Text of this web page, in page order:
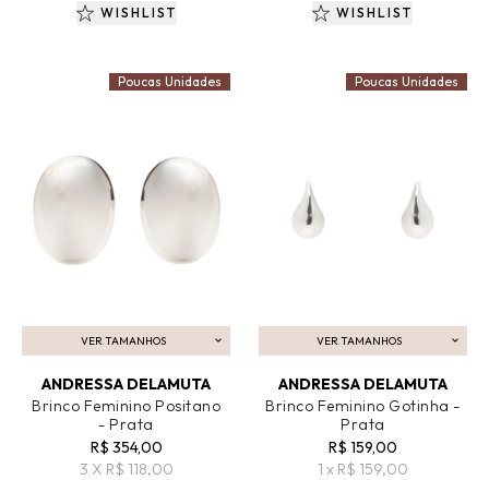
WISHLIST WISHLIST
VER TAMANHOS
ADICIONAR AO CARRINHO
ANDRESSA DELAMUTA
Brinco Feminino Positano
- Prata
R$ 354,00
3 X R$ 118,00
Poucas Unidades
VER TAMANHOS
ADICIONAR AO CARRINHO
ANDRESSA DELAMUTA
Brinco Feminino Gotinha -
Prata
R$ 159,00
1 x R$ 159,00
Poucas Unidades